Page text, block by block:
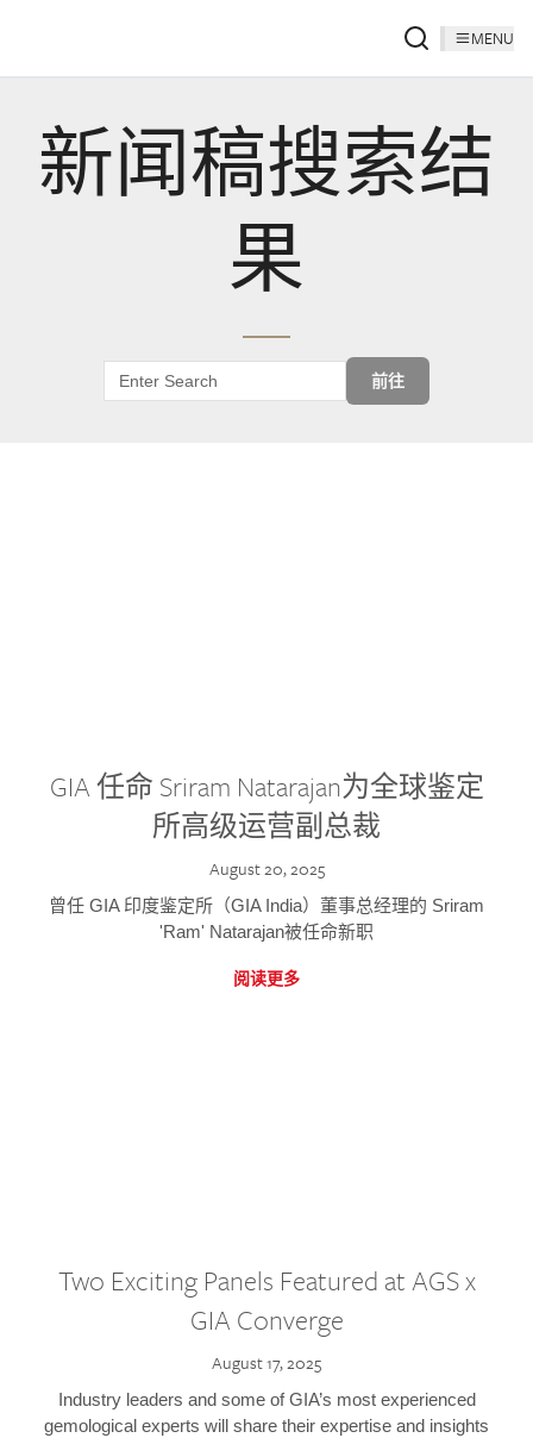
MENU
新闻稿搜索结
果
前往
GIA 任命 Sriram Natarajan为全球鉴定
所高级运营副总裁
August 20, 2025
曾任 GIA 印度鉴定所（GIA India）董事总经理的 Sriram
'Ram' Natarajan被任命新职
阅读更多
Two Exciting Panels Featured at AGS x
GIA Converge
August 17, 2025
Industry leaders and some of GIA’s most experienced
gemological experts will share their expertise and insights